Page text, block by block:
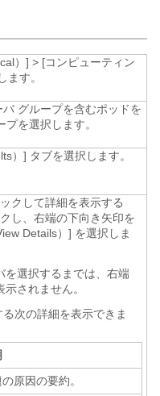
）] > [コンピューティン
ます。
グループを含むポッドを
を選択します。
）] タブを選択します。
クして詳細を表示する
し、右端の下向き矢印を
Details）] を選択しま
を選択するまでは、右端
されません。
次の詳細を表示できま
原因の要約。